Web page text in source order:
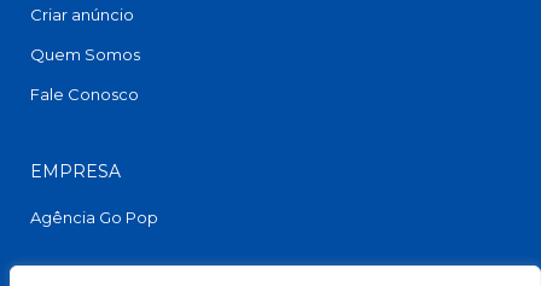
Criar anúncio
Quem Somos
Fale Conosco
EMPRESA
Agência Go Pop